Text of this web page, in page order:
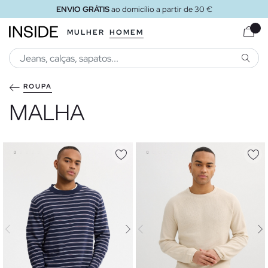
ENVIO GRÁTISao loja
MULHER HOMEM
ROUPA
MALHA